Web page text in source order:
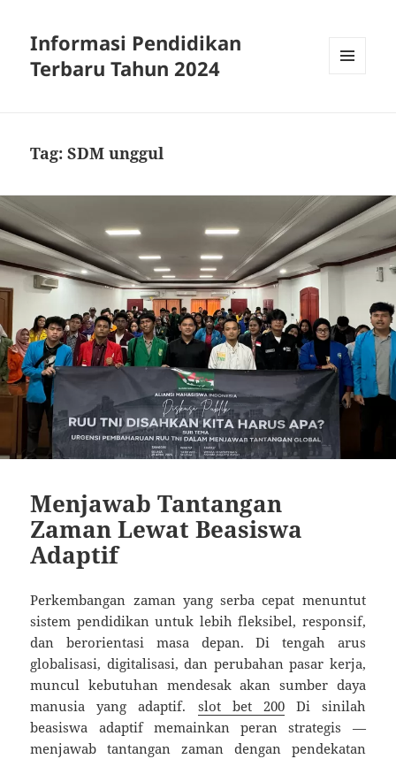
Informasi Pendidikan
Terbaru Tahun 2024
Tag:SDM unggul
Menjawab Tantangan
Zaman Lewat Beasiswa
Adaptif
Perkembangan zaman yang serba cepat menuntut
sistem pendidikan untuk lebih fleksibel, responsif,
dan berorientasi masa depan. Di tengah arus
globalisasi, digitalisasi, dan perubahan pasar kerja,
muncul kebutuhan mendesak akan sumber daya
manusia yang adaptif. slot bet 200Di sinilah
beasiswa adaptif memainkan peran strategis —
menjawab tantangan zaman dengan pendekatan